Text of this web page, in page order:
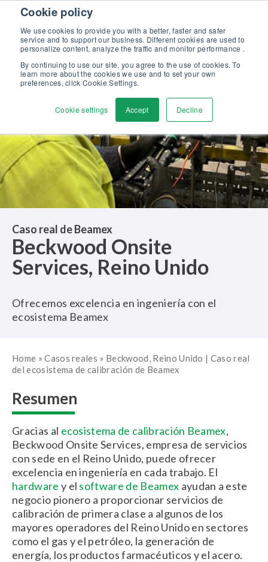
Cookie policy
We use cookies to provide you with a better, faster and safer
service and to support our business. Different cookies are used to
personalize content, analyze the traffic and monitor performance .
By continuing to use our site, you agree to the use of cookies. To
learn more about the cookies we use and to set your own
preferences, click Cookie Settings.
Cookie settings Accept Decline
Skip to content
Descubra nuestro nuevo catálogo Soluciones Beamex para la
Excelencia en Calibración >>
Contáctenos
Caso real de Beamex
Beckwood Onsite
Services, Reino Unido
Ofrecemos excelencia en ingeniería con el
ecosistema Beamex
Home »Casos reales » Beckwood, Reino Unido | Caso real
del ecosistema de calibración de Beamex
Resumen
Gracias al ecosistema de calibración Beamex,
Beckwood Onsite Services, empresa de servicios
con sede en el Reino Unido, puede ofrecer
excelencia en ingeniería en cada trabajo. El
hardware y el software de Beamex ayudan a este
negocio pionero a proporcionar servicios de
calibración de primera clase a algunos de los
mayores operadores del Reino Unido en sectores
como el gas y el petróleo, la generación de
energía, los productos farmacéuticos y el acero.